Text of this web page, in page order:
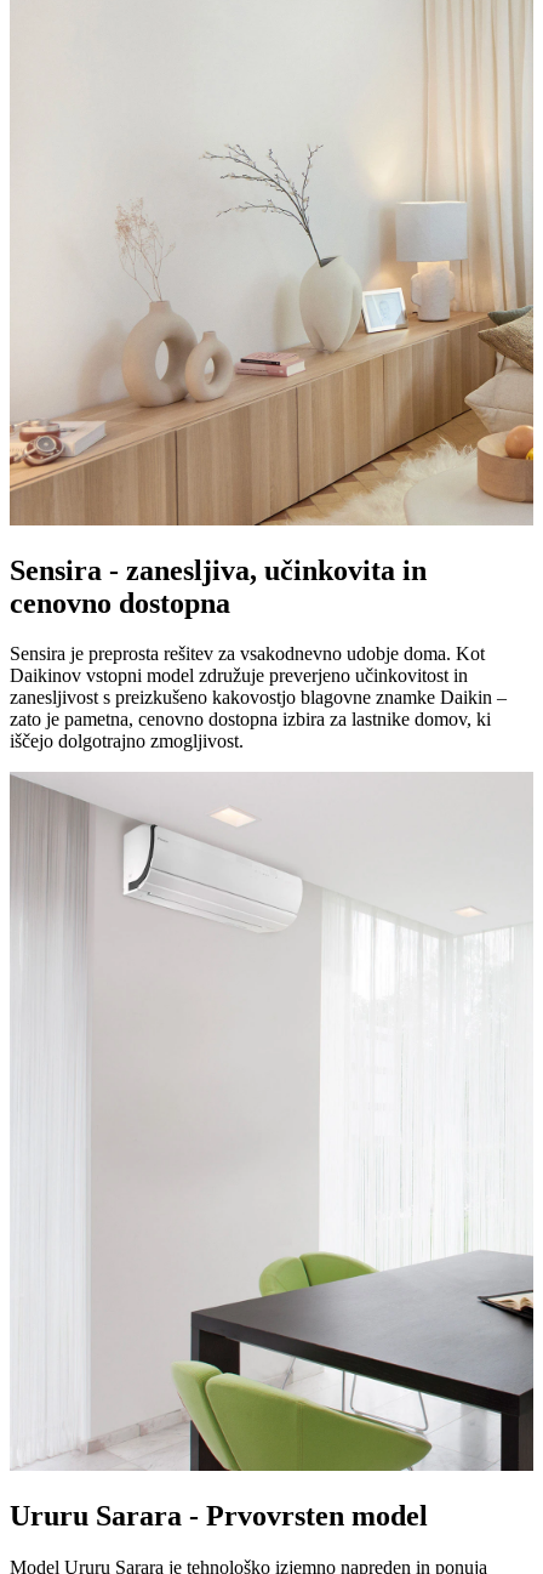
Sensira - zanesljiva, učinkovita in
cenovno dostopna
Sensira je preprosta rešitev za vsakodnevno udobje doma. Kot
Daikinov vstopni model združuje preverjeno učinkovitost in
zanesljivost s preizkušeno kakovostjo blagovne znamke Daikin –
zato je pametna, cenovno dostopna izbira za lastnike domov, ki
iščejo dolgotrajno zmogljivost.
Ururu Sarara - Prvovrsten model
Model Ururu Sarara je tehnološko izjemno napreden in ponuja